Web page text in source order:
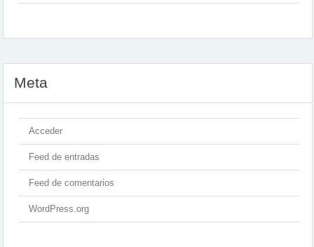
Meta
Acceder
Feed de entradas
Feed de comentarios
WordPress.org